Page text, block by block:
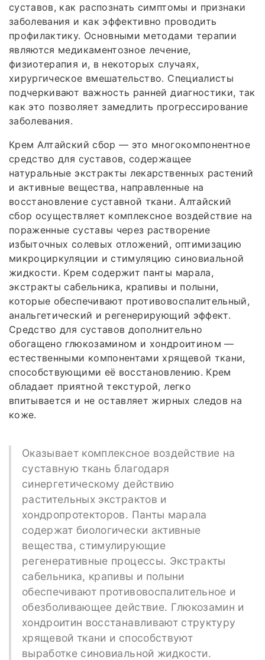
суставов, как распознать симптомы и признаки
заболевания и как эффективно проводить
профилактику. Основными методами терапии
являются медикаментозное лечение,
физиотерапия и, в некоторых случаях,
хирургическое вмешательство. Специалисты
подчеркивают важность ранней диагностики, так
как это позволяет замедлить прогрессирование
заболевания.
Крем Алтайский сбор — это многокомпонентное
средство для суставов, содержащее
натуральные экстракты лекарственных растений
и активные вещества, направленные на
восстановление суставной ткани. Алтайский
сбор осуществляет комплексное воздействие на
пораженные суставы через растворение
избыточных солевых отложений, оптимизацию
микроциркуляции и стимуляцию синовиальной
жидкости. Крем содержит панты марала,
экстракты сабельника, крапивы и полыни,
которые обеспечивают противовоспалительный,
анальгетический и регенерирующий эффект.
Средство для суставов дополнительно
обогащено глюкозамином и хондроитином —
естественными компонентами хрящевой ткани,
способствующими её восстановлению. Крем
обладает приятной текстурой, легко
впитывается и не оставляет жирных следов на
коже.
Оказывает комплексное воздействие на
суставную ткань благодаря
синергетическому действию
растительных экстрактов и
хондропротекторов. Панты марала
содержат биологически активные
вещества, стимулирующие
регенеративные процессы. Экстракты
сабельника, крапивы и полыни
обеспечивают противовоспалительное и
обезболивающее действие. Глюкозамин и
хондроитин восстанавливают структуру
хрящевой ткани и способствуют
выработке синовиальной жидкости.